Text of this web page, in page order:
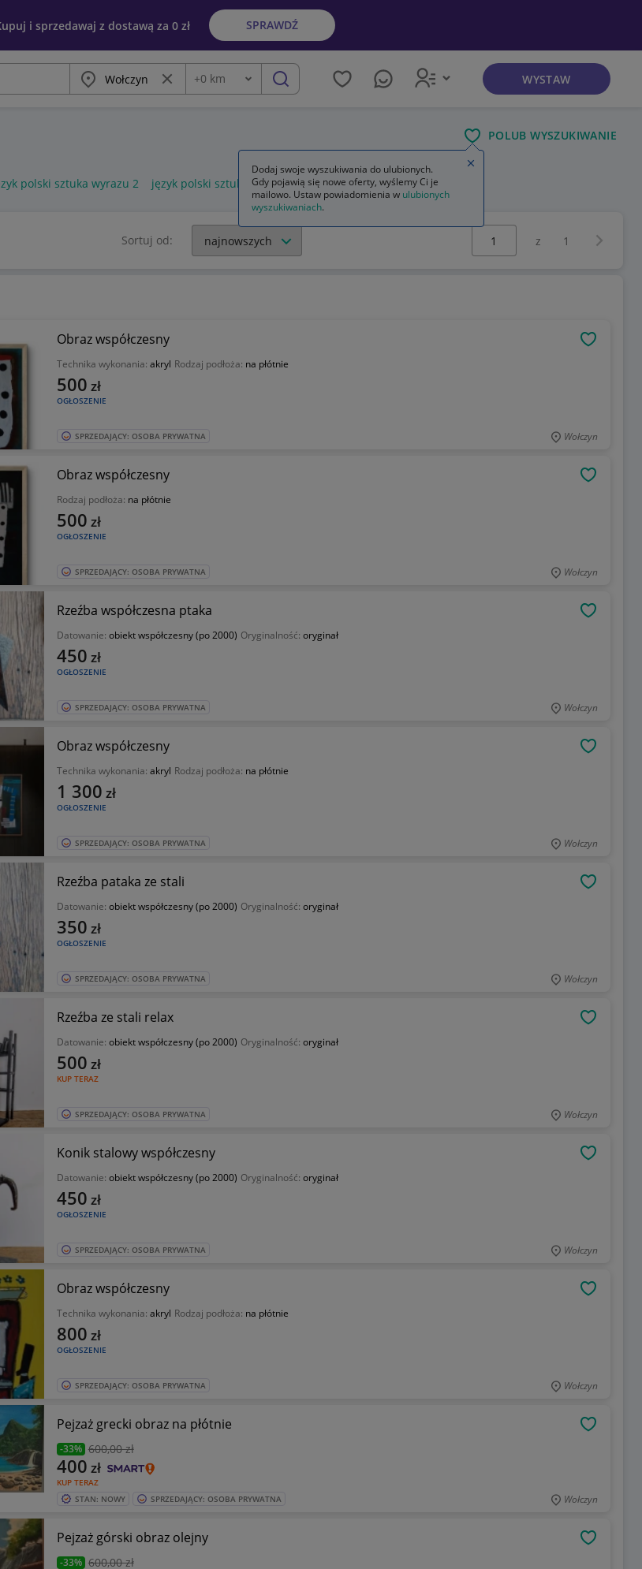
i sprzedawaj z dostawą za 0 zł SPRAWDŹ
Miasto Wyczyść frazę
Odległość
+0 km szukaj WYSTAW
POLUB WYSZUKIWANIE
polski sztuka wyrazu 2 język polski sztuka wyrazu 1 część 2
Sortuj od:
Wybierz stronę:
z 1
Obraz współczesny
Technika wykonania: akryl Rodzaj podłoża: na płótnie
OGŁOSZENIE
500 zł
SPRZEDAJĄCY: OSOBA PRYWATNA Wołczyn
Obraz współczesny
Rodzaj podłoża: na płótnie
OGŁOSZENIE
500 zł
SPRZEDAJĄCY: OSOBA PRYWATNA Wołczyn
Rzeźba współczesna ptaka
Datowanie: obiekt współczesny (po 2000) Oryginalność: oryginał
OGŁOSZENIE
450 zł
SPRZEDAJĄCY: OSOBA PRYWATNA Wołczyn
Obraz współczesny
Technika wykonania: akryl Rodzaj podłoża: na płótnie
OGŁOSZENIE
1 300 zł
SPRZEDAJĄCY: OSOBA PRYWATNA Wołczyn
Rzeźba pataka ze stali
Datowanie: obiekt współczesny (po 2000) Oryginalność: oryginał
OGŁOSZENIE
350 zł
SPRZEDAJĄCY: OSOBA PRYWATNA Wołczyn
Rzeźba ze stali relax
Datowanie: obiekt współczesny (po 2000) Oryginalność: oryginał
KUP TERAZ
500 zł
SPRZEDAJĄCY: OSOBA PRYWATNA Wołczyn
Konik stalowy współczesny
Datowanie: obiekt współczesny (po 2000) Oryginalność: oryginał
OGŁOSZENIE
450 zł
SPRZEDAJĄCY: OSOBA PRYWATNA Wołczyn
Obraz współczesny
Technika wykonania: akryl Rodzaj podłoża: na płótnie
OGŁOSZENIE
800 zł
SPRZEDAJĄCY: OSOBA PRYWATNA Wołczyn
Pejzaż grecki obraz na płótnie
-33% 600,00 zł
KUP TERAZ
400 zł
STAN: NOWY SPRZEDAJĄCY: OSOBA PRYWATNA Wołczyn
Pejzaż górski obraz olejny
-33% 600,00 zł
Dodaj swoje wyszukiwania do ulubionych.
Gdy pojawią się nowe oferty, wyślemy Ci je
mailowo. Ustaw powiadomienia w ulubionych
wyszukiwaniach.
Zamknij wskazówkę